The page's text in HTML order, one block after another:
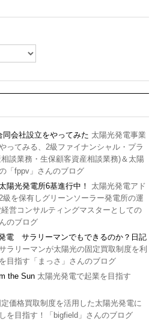
会社設立をやってみた 太陽光発電事業
ってみる、2級ファイナンシャル・プラ
談業務・生保顧客資産相談業務)＆太陽
「fppv」さんのブログ
陽光発電所6基進行中！
太陽光発電アド
を保有しグリーンソーラー発電所の運
営コンサルティングマスターとしての
のブログ
電 サラリーマンでもできるのか？日記
ラリーマンが太陽光の固定買取制度を利
目指す「まっさ」さんのブログ
the Sun 太陽光発電で起業を目指す
定価格買取制度を活用した太陽光発電に
を目指す！「bigfield」さんのブログ